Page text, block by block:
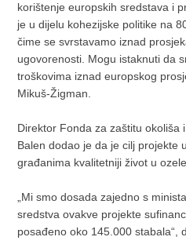
korištenje europskih sredstava i
je u dijelu kohezijske politike na
čime se svrstavamo iznad
ugovorenosti. Mogu istaknuti da
troškovima iznad europskog
Mikuš-Žigman.
Direktor Fonda za zaštitu okoliša
Balen dodao je da je cilj projekte
građanima kvalitetniji život u
„Mi smo dosada zajedno s
sredstva ovakve projekte
posađeno oko 145.000 stabala“,